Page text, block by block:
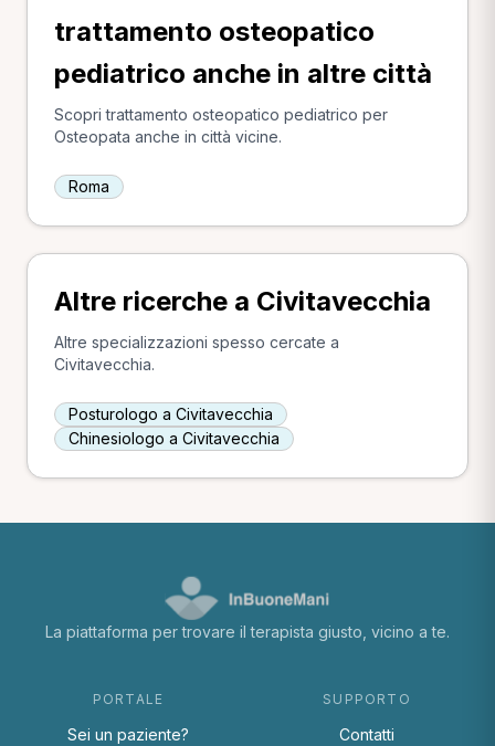
trattamento osteopatico
pediatrico anche in altre città
Scopri trattamento osteopatico pediatrico per
Osteopata anche in città vicine.
Roma
Altre ricerche a Civitavecchia
Altre specializzazioni spesso cercate a
Civitavecchia.
Posturologo a Civitavecchia
Chinesiologo a Civitavecchia
La piattaforma per trovare il terapista giusto, vicino a te.
PORTALE
Sei un paziente?
SUPPORTO
Contatti